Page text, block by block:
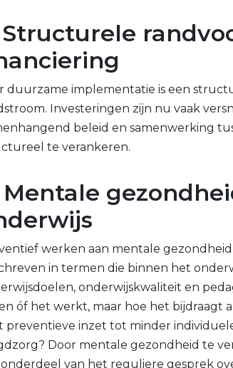
Structurele
duurzame implementatie is een
Investeringen zijn nu vaak
beleid en samenwerking
te verankeren.
Mentale
werken aan mentale
in termen die binnen het
onderwijskwaliteit en
óf het werkt, maar hoe het bijdraagt
preventieve inzet tot minder
Door mentale gezondheid te
van het reguliere gesprek